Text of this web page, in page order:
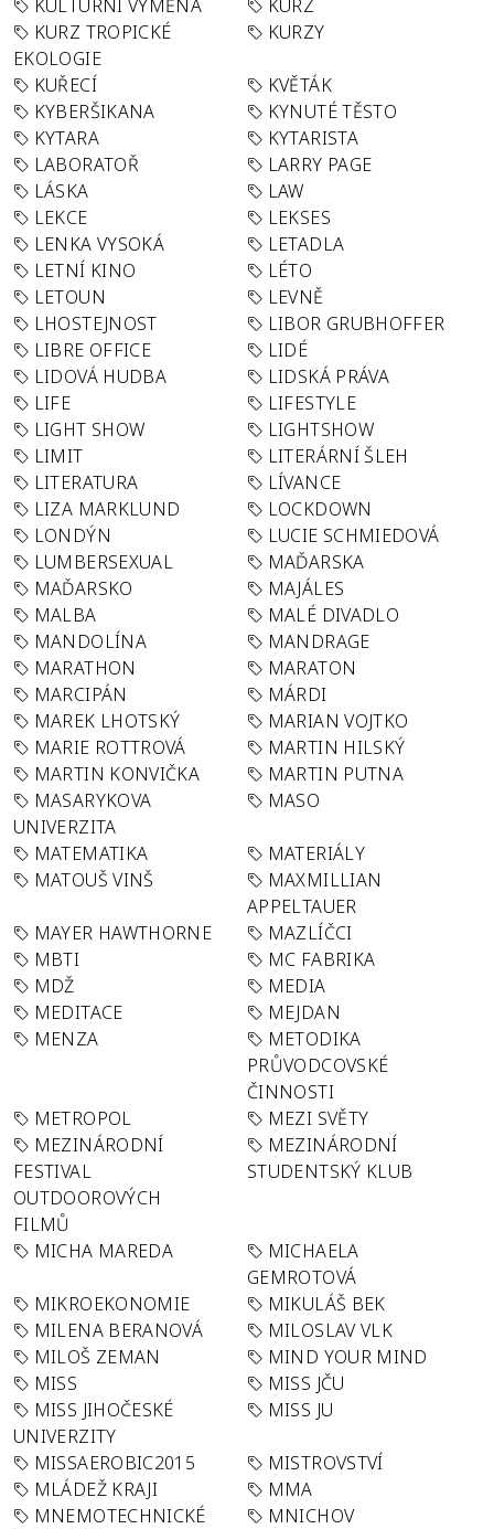
KULTURNÍ VÝMĚNA
KURZ
KURZ TROPICKÉ
EKOLOGIE
KURZY
KUŘECÍ
KVĚTÁK
KYBERŠIKANA
KYNUTÉ TĚSTO
KYTARA
KYTARISTA
LABORATOŘ
LARRY PAGE
LÁSKA
LAW
LEKCE
LEKSES
LENKA VYSOKÁ
LETADLA
LETNÍ KINO
LÉTO
LETOUN
LEVNĚ
LHOSTEJNOST
LIBOR GRUBHOFFER
LIBRE OFFICE
LIDÉ
LIDOVÁ HUDBA
LIDSKÁ PRÁVA
LIFE
LIFESTYLE
LIGHT SHOW
LIGHTSHOW
LIMIT
LITERÁRNÍ ŠLEH
LITERATURA
LÍVANCE
LIZA MARKLUND
LOCKDOWN
LONDÝN
LUCIE SCHMIEDOVÁ
LUMBERSEXUAL
MAĎARSKA
MAĎARSKO
MAJÁLES
MALBA
MALÉ DIVADLO
MANDOLÍNA
MANDRAGE
MARATHON
MARATON
MARCIPÁN
MÁRDI
MAREK LHOTSKÝ
MARIAN VOJTKO
MARIE ROTTROVÁ
MARTIN HILSKÝ
MARTIN KONVIČKA
MARTIN PUTNA
MASARYKOVA
UNIVERZITA
MASO
MATEMATIKA
MATERIÁLY
MATOUŠ VINŠ
MAXMILLIAN
APPELTAUER
MAYER HAWTHORNE
MAZLÍČCI
MBTI
MC FABRIKA
MDŽ
MEDIA
MEDITACE
MEJDAN
MENZA
METODIKA
PRŮVODCOVSKÉ
ČINNOSTI
METROPOL
MEZI SVĚTY
MEZINÁRODNÍ
FESTIVAL
OUTDOOROVÝCH
FILMŮ
MEZINÁRODNÍ
STUDENTSKÝ KLUB
MICHA MAREDA
MICHAELA
GEMROTOVÁ
MIKROEKONOMIE
MIKULÁŠ BEK
MILENA BERANOVÁ
MILOSLAV VLK
MILOŠ ZEMAN
MIND YOUR MIND
MISS
MISS JČU
MISS JIHOČESKÉ
UNIVERZITY
MISS JU
MISSAEROBIC2015
MISTROVSTVÍ
MLÁDEŽ KRAJI
MMA
MNEMOTECHNICKÉ
MNICHOV